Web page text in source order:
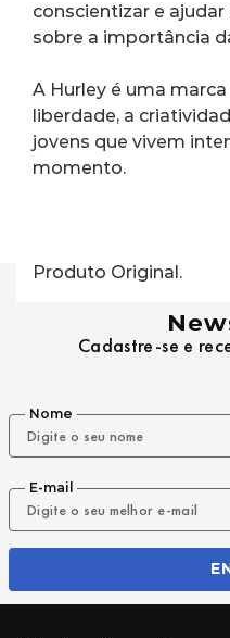
conscientizar e
sobre a importância
A Hurley é uma
liberdade, a
jovens que vivem
momento.
Produto Original.
Cadastre-se e
Nome
E-mail